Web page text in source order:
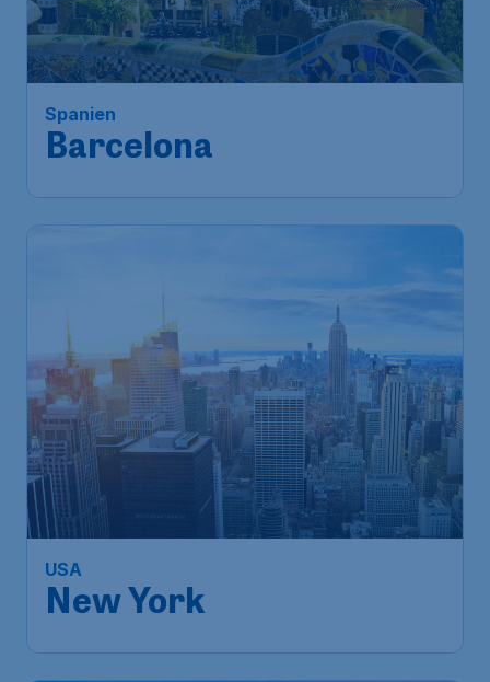
Spanien
Barcelona
USA
New York